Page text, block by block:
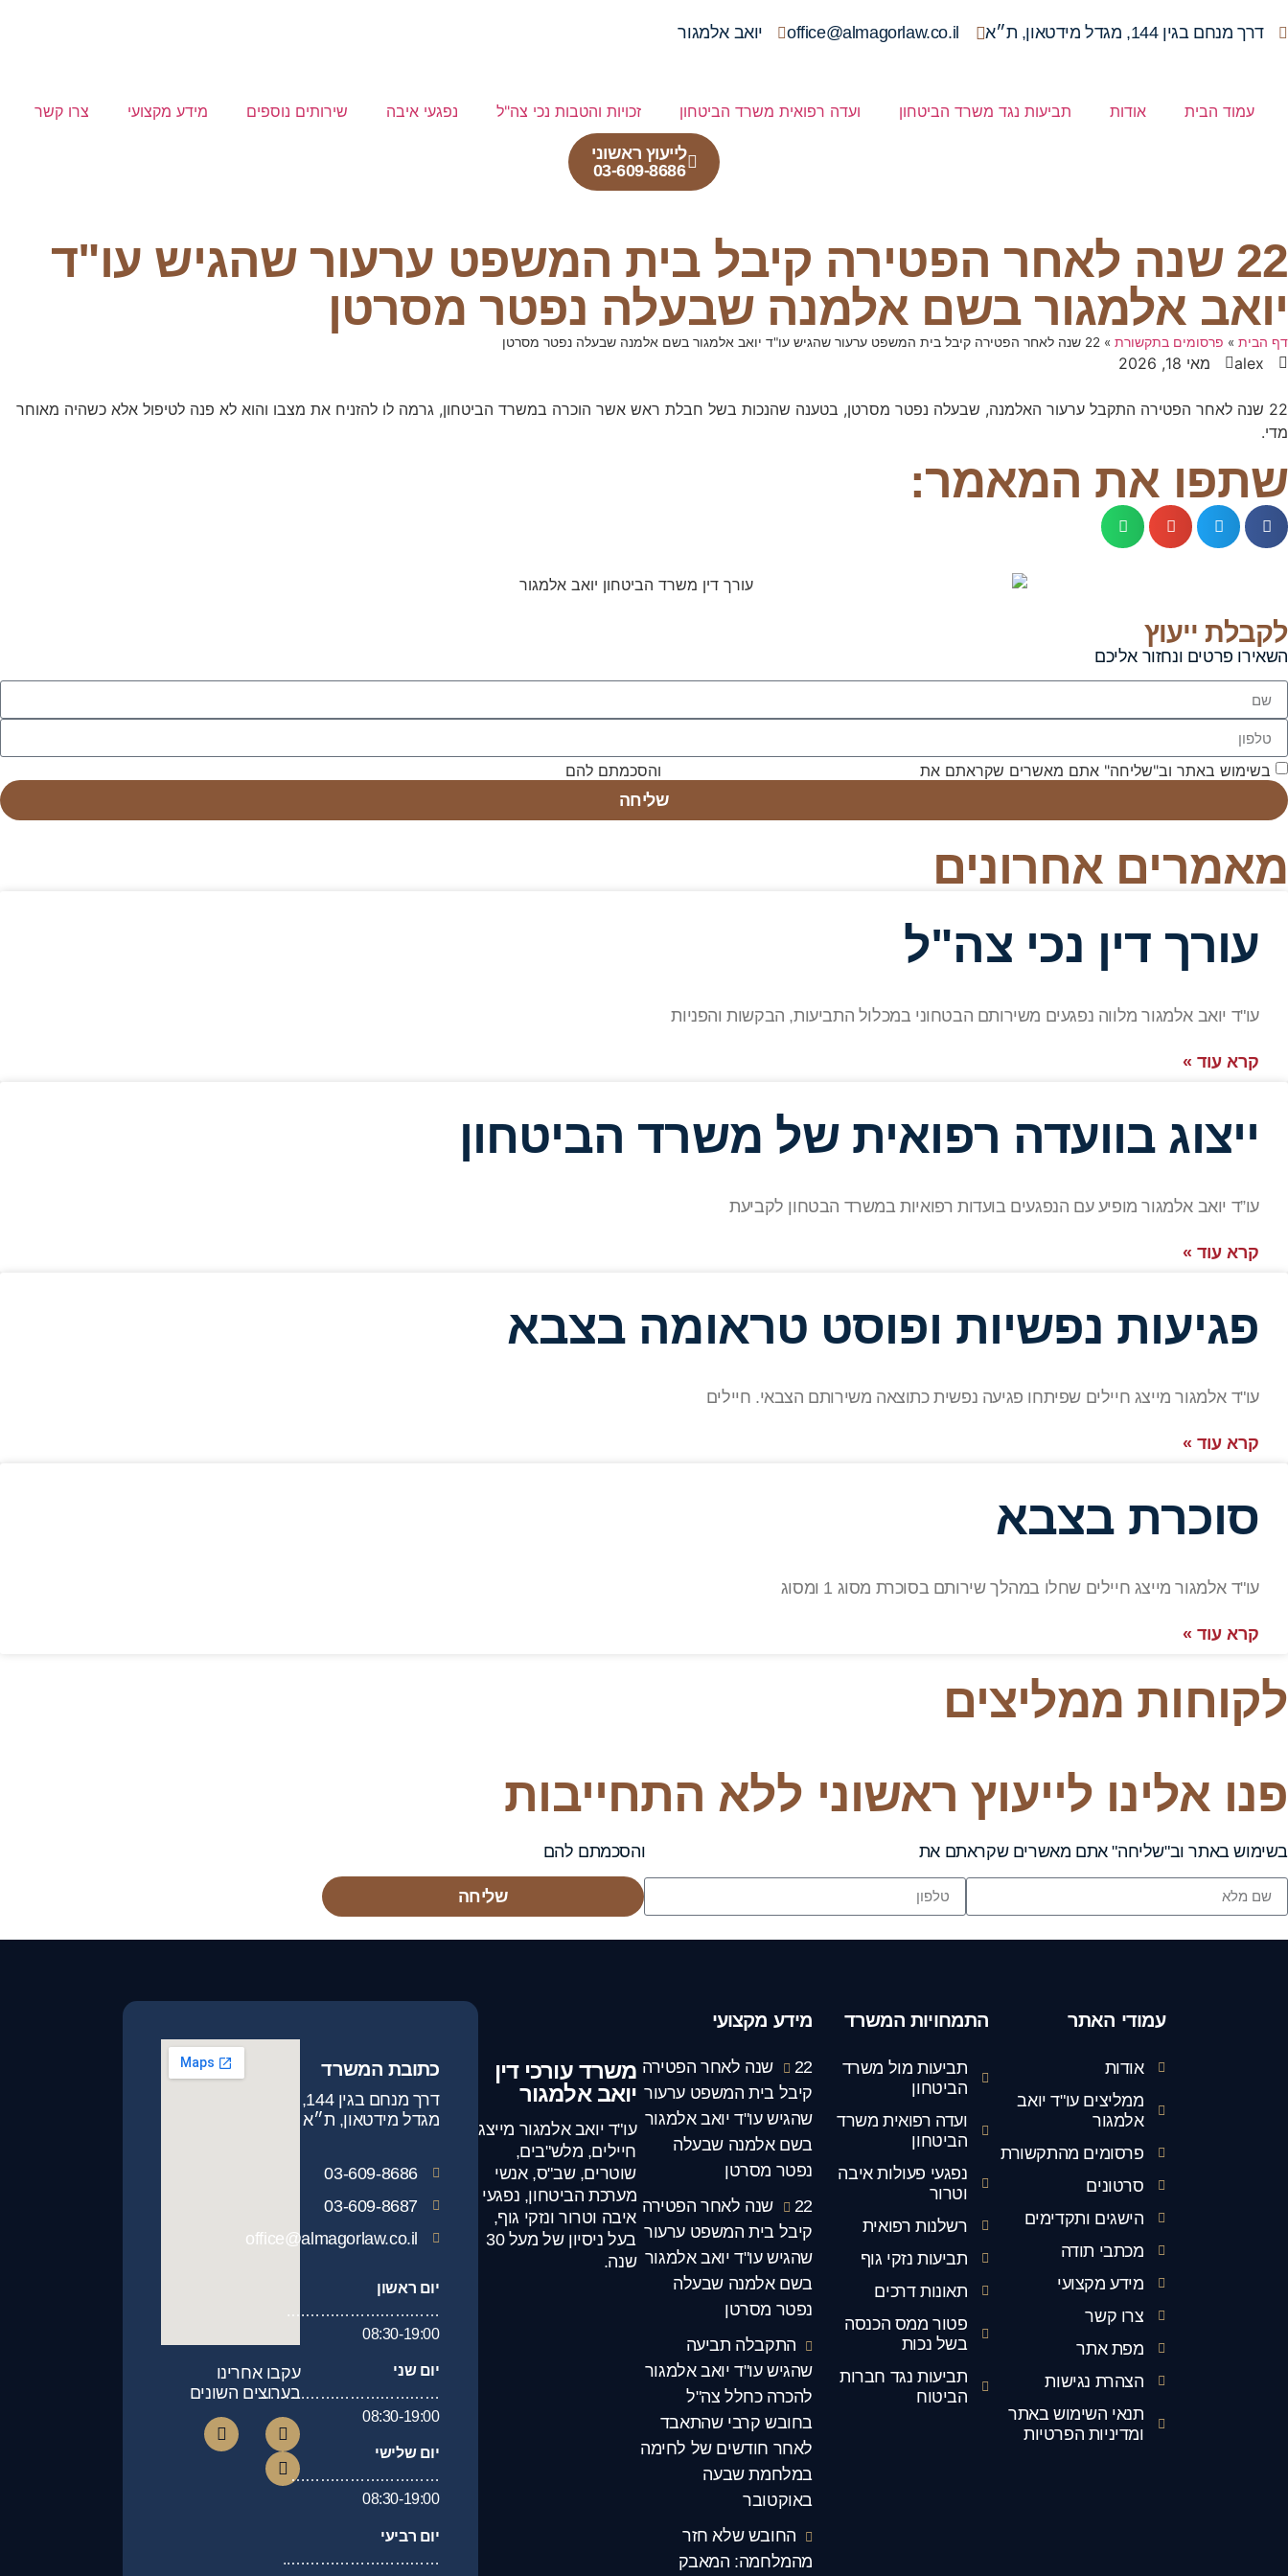
דרך מנחם בגין 144, מגדל מידטאון, ת״א office@almagorlaw.co.il יואב אלמגור
עמוד הבית אודות תביעות נגד משרד הביטחון ועדה רפואית משרד הביטחון זכויות והטבות נכי צה"ל נפגעי איבה שירותים נוספים מידע מקצועי צרו קשר
לייעוץ ראשוני
03-609-8686
22 שנה לאחר הפטירה קיבל בית המשפט ערעור שהגיש עו"ד
יואב אלמגור בשם אלמנה שבעלה נפטר מסרטן
דף הבית » פרסומים בתקשורת » 22 שנה לאחר הפטירה קיבל בית המשפט ערעור שהגיש עו"ד יואב אלמגור בשם אלמנה שבעלה נפטר מסרטן
alex מאי 18, 2026
22 שנה לאחר הפטירה התקבל ערעור האלמנה, שבעלה נפטר מסרטן, בטענה שהנכות בשל חבלת ראש אשר הוכרה במשרד הביטחון, גרמה לו להזניח את מצבו והוא לא פנה לטיפול אלא כשהיה מאוחר
מדי.
שתפו את המאמר:
לקבלת ייעוץ
השאירו פרטים ונחזור אליכם
בשימוש באתר וב"שליחה" אתם מאשרים שקראתם את
והסכמתם להם
שליחה
מאמרים אחרונים
עורך דין נכי צה"ל
עו"ד יואב אלמגור מלווה נפגעים משירותם הבטחוני במכלול התביעות, הבקשות והפניות
קרא עוד »
ייצוג בוועדה רפואית של משרד הביטחון
עו”ד יואב אלמגור מופיע עם הנפגעים בועדות רפואיות במשרד הבטחון לקביעת
קרא עוד »
פגיעות נפשיות ופוסט טראומה בצבא
עו"ד אלמגור מייצג חיילים שפיתחו פגיעה נפשית כתוצאה משירותם הצבאי. חיילים
קרא עוד »
סוכרת בצבא
עו"ד אלמגור מייצג חיילים שחלו במהלך שירותם בסוכרת מסוג 1 ומסוג
קרא עוד »
לקוחות ממליצים
פנו אלינו לייעוץ ראשוני ללא התחייבות
בשימוש באתר וב"שליחה" אתם מאשרים שקראתם את והסכמתם להם
שליחה
משרד עורכי דין
יואב אלמגור
עו"ד יואב אלמגור מייצג
חיילים, מלש"בים,
שוטרים, שב"ס, אנשי
מערכת הביטחון, נפגעי
איבה וטרור ונזקי גוף,
בעל ניסיון של מעל 30
שנה.
עקבו אחרינו
בערוצים השונים
כתובת המשרד
דרך מנחם בגין 144,
מגדל מידטאון, ת״א
03-609-8686
03-609-8687
office@almagorlaw.co.il
יום ראשון
………………………….
08:30-19:00
יום שני
………………………………
08:30-19:00
יום שלישי
…………………………
08:30-19:00
יום רביעי
…………………………..
מידע מקצועי
22 שנה לאחר הפטירה
קיבל בית המשפט ערעור
שהגיש עו"ד יואב אלמגור
בשם אלמנה שבעלה
נפטר מסרטן
22 שנה לאחר הפטירה
קיבל בית המשפט ערעור
שהגיש עו"ד יואב אלמגור
בשם אלמנה שבעלה
נפטר מסרטן
התקבלה תביעה
שהגיש עו"ד יואב אלמגור
להכרה כחלל צה"ל
בחובש קרבי שהתאבד
לאחר חודשים של לחימה
במלחמת שבעה
באוקטובר
החובש שלא חזר
מהמלחמה: המאבק
התמחויות המשרד
תביעות מול משרד
הביטחון
ועדה רפואית משרד
הביטחון
נפגעי פעולות איבה
וטרור
רשלנות רפואית
תביעות נזקי גוף
תאונות דרכים
פטור ממס הכנסה
בשל נכות
תביעות נגד חברות
הביטוח
עמודי האתר
אודות
ממליצים עו"ד יואב
אלמגור
פרסומים מהתקשורת
סרטונים
הישגים ותקדימים
מכתבי תודה
מידע מקצועי
צרו קשר
מפת אתר
הצהרת נגישות
תנאי השימוש באתר
ומדיניות הפרטיות